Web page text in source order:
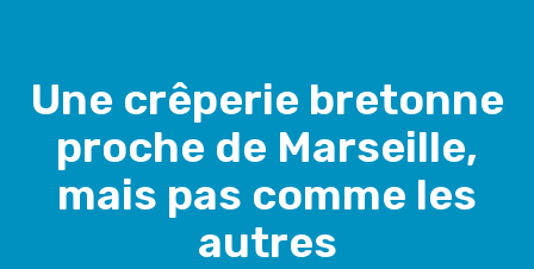
Une crêperie bretonne
proche de Marseille,
mais pas comme les
autres